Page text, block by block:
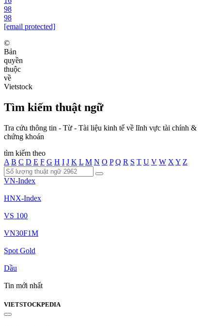
98
98
[email protected]
©
Bản
quyền
thuộc
về
Vietstock
Tìm kiếm thuật ngữ
Tra cứu thông tin - Từ - Tài liệu kinh tế về lĩnh vực tài chính &
chứng khoán
tìm kiếm theo
A B C D E F G H I J K L M N O P Q R S T U V W X Y Z
VN-Index
HNX-Index
VS 100
VN30F1M
Spot Gold
Dầu
Tin mới nhất
VIETSTOCKPEDIA